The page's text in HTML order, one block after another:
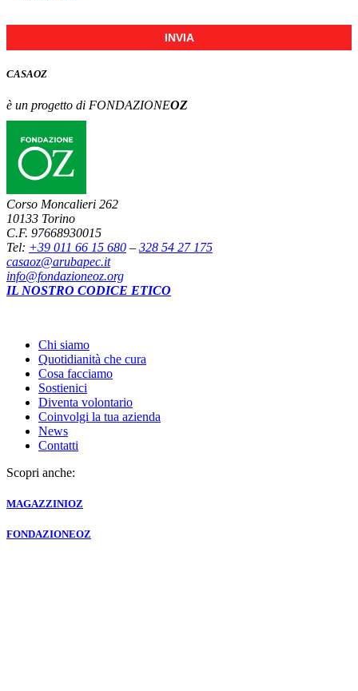
INVIA
CASAOZ
è un progetto di FONDAZIONEOZ
Corso Moncalieri 262
10133 Torino
C.F. 97668930015
Tel: +39 011 66 15 680 – 328 54 27 175
casaoz@arubapec.it
info@fondazioneoz.org
IL NOSTRO CODICE ETICO
Chi siamo
Quotidianità che cura
Cosa facciamo
Sostienici
Diventa volontario
Coinvolgi la tua azienda
News
Contatti
Scopri anche:
MAGAZZINIOZ
FONDAZIONEOZ